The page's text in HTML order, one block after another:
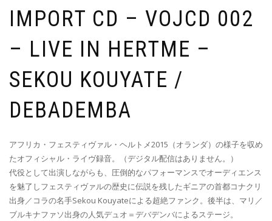
IMPORT CD – VOJCD 002
– LIVE IN HERTME –
SEKOU KOUYATE /
DEBADEMBA
アフリカ・フェスティヴァル・ヘルトメ2015（オランダ）の様子を収め
たオフィシャル・ライヴ録音。（デジタル配信はありません。）
代役として出演しながらも、圧倒的なパフォーマンスでオーディエンス
を魅了しフェスティヴァルの歴史に伝説を残したギニアの首都コナクリ
出身／コラの名手Sekou Kouyateによる超絶ファンク。後半は、マリ／
ブルキナファソ出身の人気デュオ＝デバデンバによるステージ。